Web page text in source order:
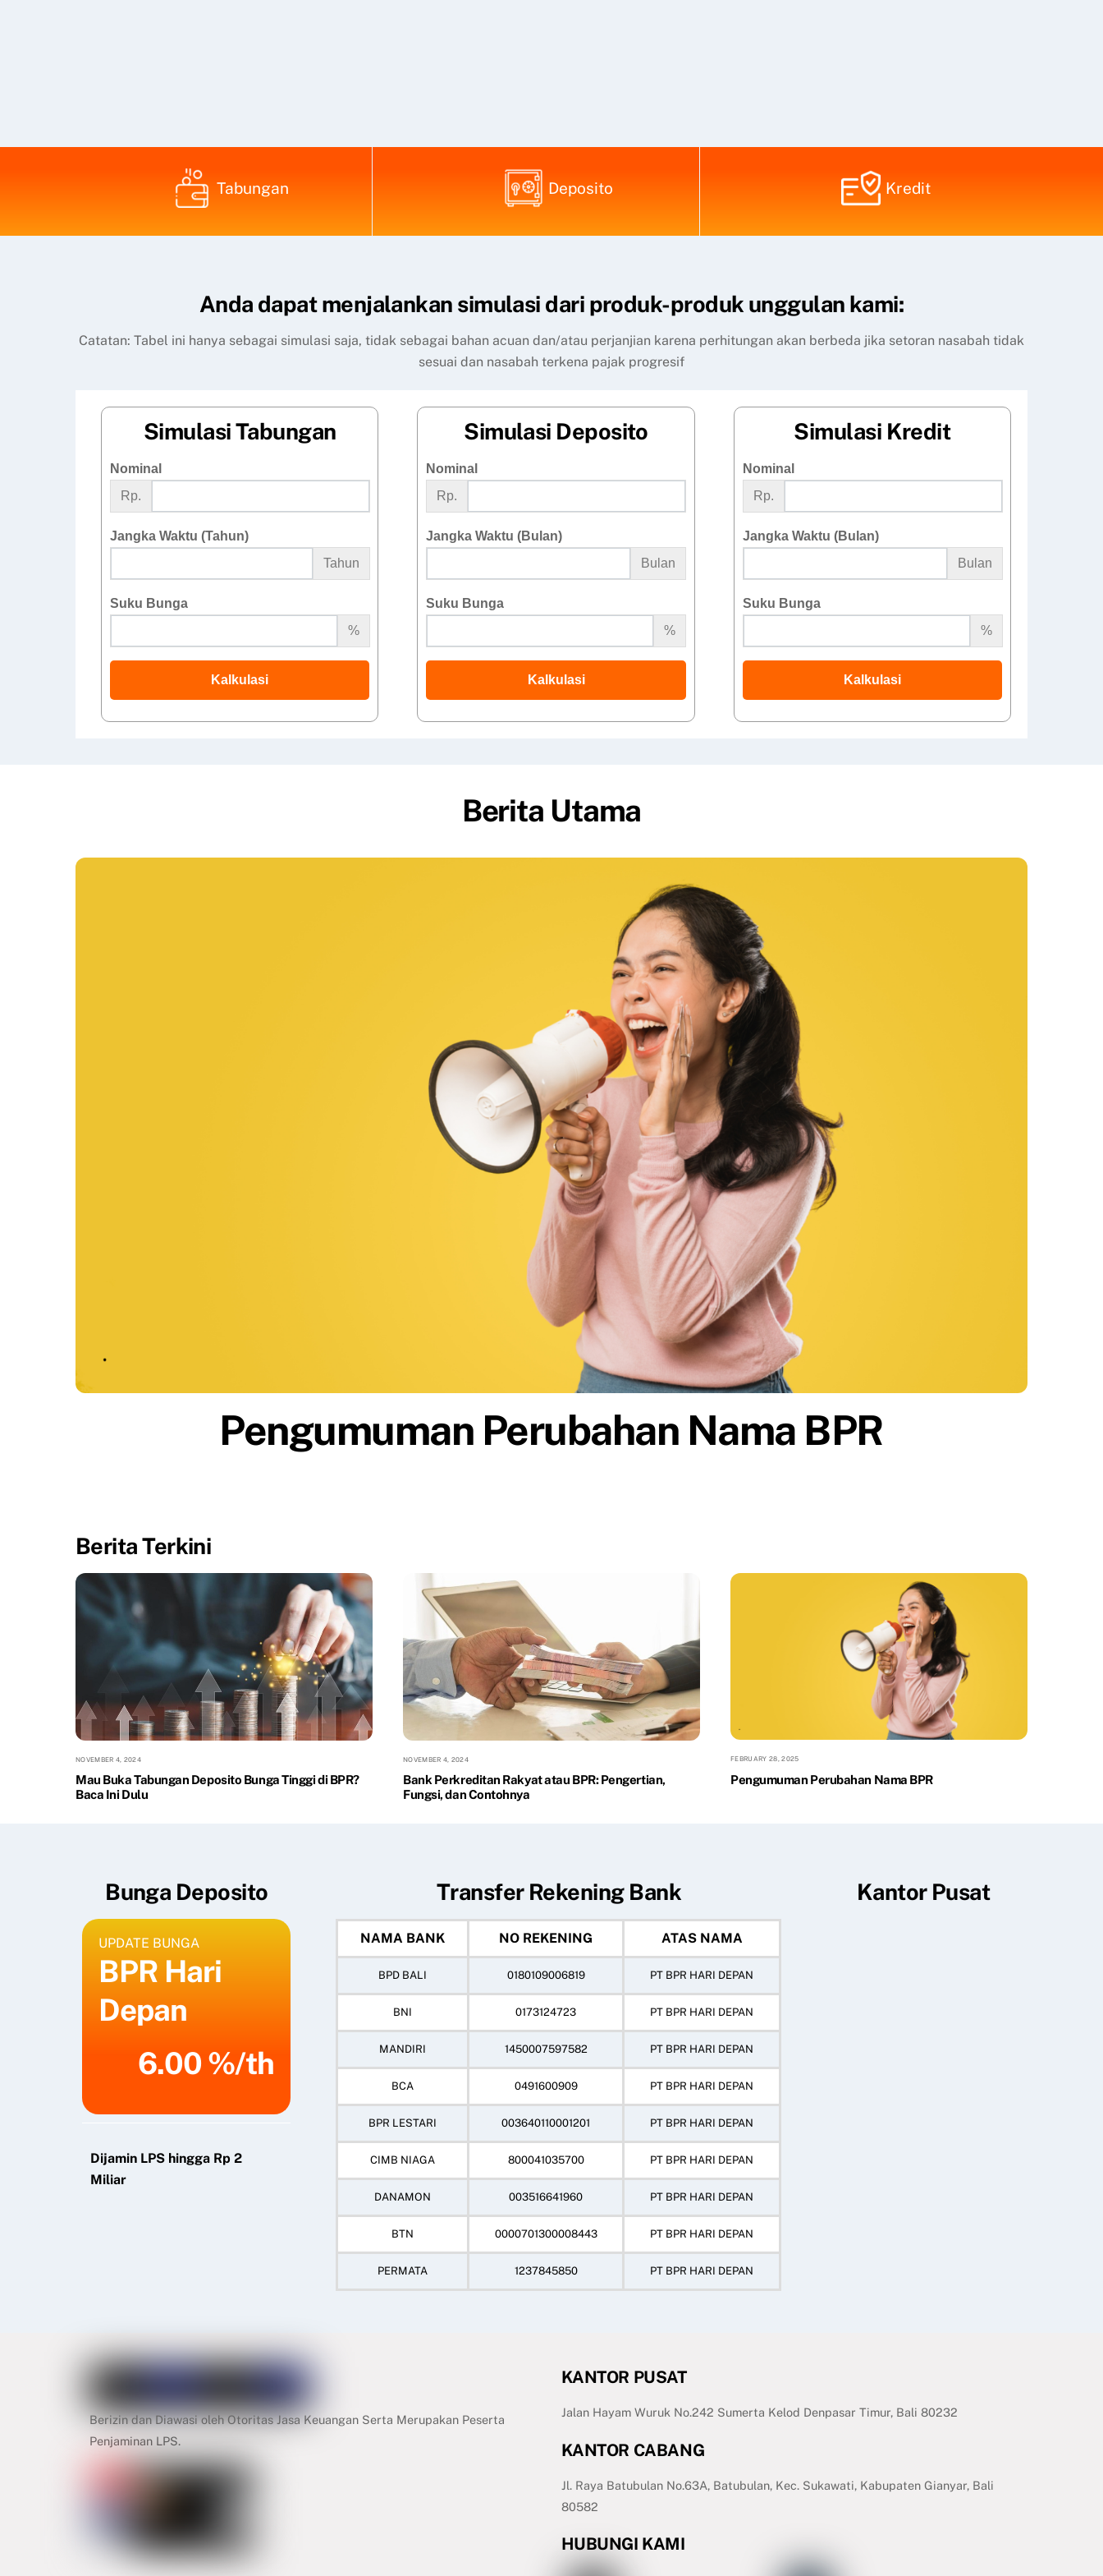
Tabungan Deposito Kredit
Anda dapat menjalankan simulasi dari produk-produk unggulan kami:
Catatan: Tabel ini hanya sebagai simulasi saja, tidak sebagai bahan acuan dan/atau perjanjian karena perhitungan akan berbeda jika setoran nasabah tidak
sesuai dan nasabah terkena pajak progresif
Simulasi Tabungan
Nominal
Rp.
Jangka Waktu (Tahun)
Tahun
Suku Bunga
%
Kalkulasi
Simulasi Deposito
Nominal
Rp.
Jangka Waktu (Bulan)
Bulan
Suku Bunga
%
Kalkulasi
Simulasi Kredit
Nominal
Rp.
Jangka Waktu (Bulan)
Bulan
Suku Bunga
%
Kalkulasi
Berita Utama
Pengumuman Perubahan Nama BPR
Berita Terkini
NOVEMBER 4, 2024
Mau Buka Tabungan Deposito Bunga Tinggi di BPR?
Baca Ini Dulu
NOVEMBER 4, 2024
Bank Perkreditan Rakyat atau BPR: Pengertian,
Fungsi, dan Contohnya
FEBRUARY 28, 2025
Pengumuman Perubahan Nama BPR
Bunga Deposito
UPDATE BUNGA
BPR Hari
Depan
6.00 %/th
Dijamin LPS hingga Rp 2
Miliar
Transfer Rekening Bank
NAMA BANK NO REKENING ATAS NAMA
BPD BALI 0180109006819 PT BPR HARI DEPAN
BNI 0173124723 PT BPR HARI DEPAN
MANDIRI 1450007597582 PT BPR HARI DEPAN
BCA 0491600909 PT BPR HARI DEPAN
BPR LESTARI 003640110001201 PT BPR HARI DEPAN
CIMB NIAGA 800041035700 PT BPR HARI DEPAN
DANAMON 003516641960 PT BPR HARI DEPAN
BTN 0000701300008443 PT BPR HARI DEPAN
PERMATA 1237845850 PT BPR HARI DEPAN
Kantor Pusat
Berizin dan Diawasi oleh Otoritas Jasa Keuangan Serta Merupakan Peserta
Penjaminan LPS.
KANTOR PUSAT
Jalan Hayam Wuruk No.242 Sumerta Kelod Denpasar Timur, Bali 80232
KANTOR CABANG
Jl. Raya Batubulan No.63A, Batubulan, Kec. Sukawati, Kabupaten Gianyar, Bali
80582
HUBUNGI KAMI